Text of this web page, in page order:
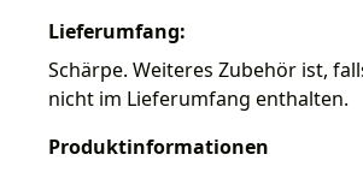
Lieferumfang:
Schärpe. Weiteres Zubehör ist,
nicht im Lieferumfang enthalten.
Produktinformationen